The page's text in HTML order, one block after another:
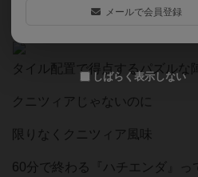
『こういうのでイイのよ』…枠
タイル配置で得点するパズルな
クニツィアじゃないのに
限りなくクニツィア風味
60分で終わる『ハチエンダ』っ
メールで会員登録
しばらく表示しない